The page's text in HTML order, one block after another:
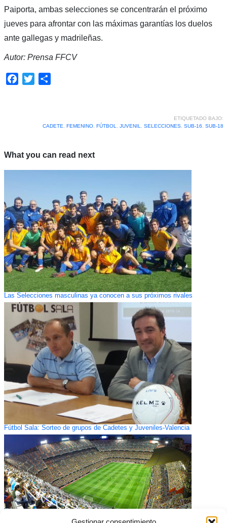
Paiporta, ambas selecciones se concentrarán el próximo
jueves para afrontar con las máximas garantías los duelos
ante gallegas y madrileñas.
Autor: Prensa FFCV
Facebook
Twitter
ETIQUETADO BAJO:
CADETE
FEMENINO, FÚTBOL JUVENIL SELECCIONES, SUB-16 SUB-18
What you can read next
Las Selecciones masculinas ya conocen a sus próximos rivales
Fútbol Sala: Sorteo de grupos de Cadetes y Juveniles-Valencia